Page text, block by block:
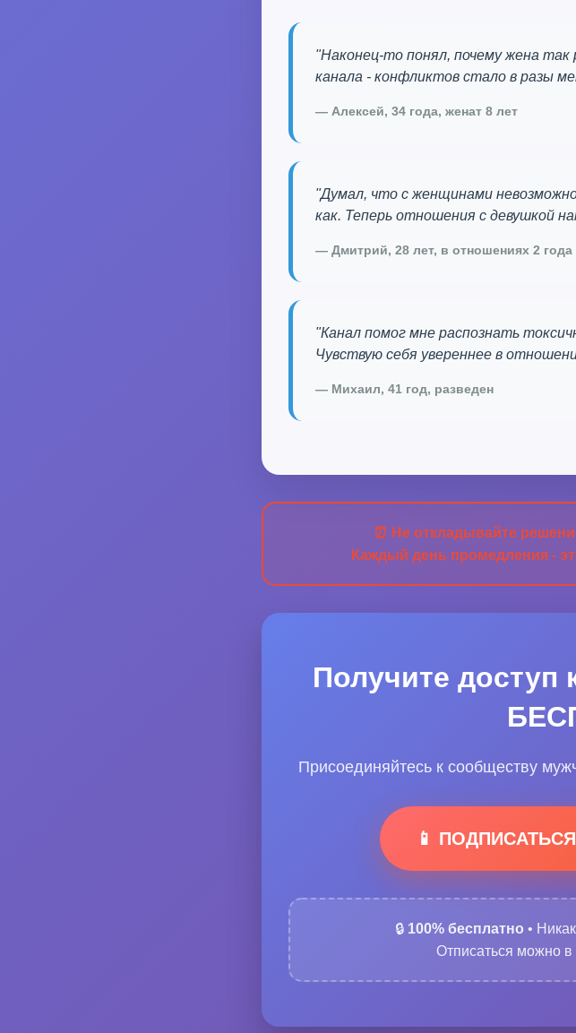
"Наконец-то понял, почему жена
канала - конфликтов стало в разы
— Алексей, 34 года, женат 8 лет
"Думал, что с женщинами
как. Теперь отношения с девушкой
— Дмитрий, 28 лет, в отношениях 2 года
"Канал помог мне распознать
Чувствую себя увереннее в
— Михаил, 41 год, разведен
⏰ Не откладывайте
Каждый день промедления -
Получите доступ
Присоединяйтесь к сообществу
📱
🔒 100% бесплатно •
Отписаться можно